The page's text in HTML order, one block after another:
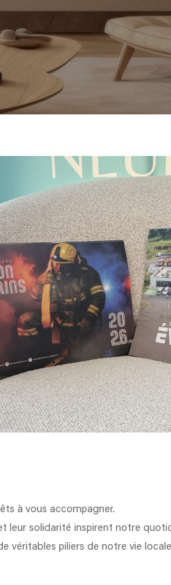
à vous accompagner.
leur solidarité inspirent notre
véritables piliers de notre vie